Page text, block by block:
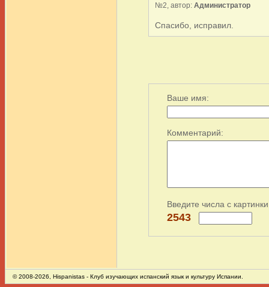
№2, автор: Администратор
Спасибо, исправил.
Ваше имя:
Комментарий:
Введите числа с
2543
© 2008-2026, Hispanistas - Клуб изучающих испанский язык и культуру Испании.